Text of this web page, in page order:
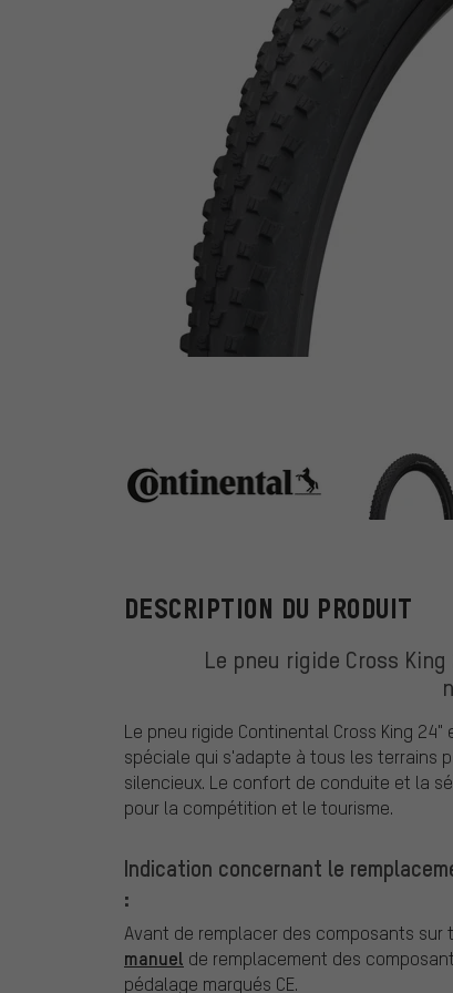
DESCRIPTION DU PRODUIT
Le pneu rigide Cross
Le pneu rigide Continental Cross King
spéciale qui s'adapte à tous les terrains
silencieux. Le confort de conduite et la
pour la compétition et le tourisme.
Indication concernant le
:
Avant de remplacer des composants
manuel de remplacement des
pédalage marqués CE.